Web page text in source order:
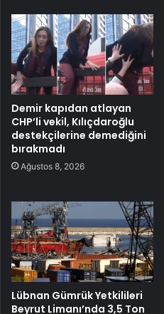
Demir kapıdan atlayan
CHP’li vekil, Kılıçdaroğlu
destekçilerine demediğini
bırakmadı
Ağustos 8, 2026
Lübnan Gümrük Yetkilileri
Beyrut Limanı’nda 3,5 Ton